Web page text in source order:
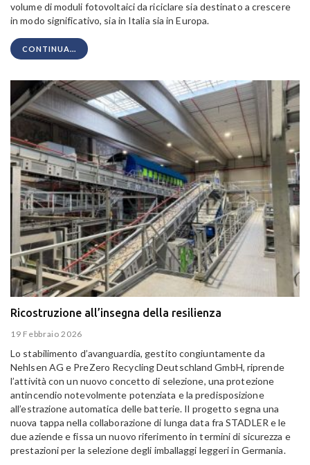
volume di moduli fotovoltaici da riciclare sia destinato a crescere
in modo significativo, sia in Italia sia in Europa.
CONTINUA...
Ricostruzione all’insegna della resilienza
19 Febbraio 2026
Lo stabilimento d’avanguardia, gestito congiuntamente da
Nehlsen AG e PreZero Recycling Deutschland GmbH, riprende
l’attività con un nuovo concetto di selezione, una protezione
antincendio notevolmente potenziata e la predisposizione
all’estrazione automatica delle batterie. Il progetto segna una
nuova tappa nella collaborazione di lunga data fra STADLER e le
due aziende e fissa un nuovo riferimento in termini di sicurezza e
prestazioni per la selezione degli imballaggi leggeri in Germania.